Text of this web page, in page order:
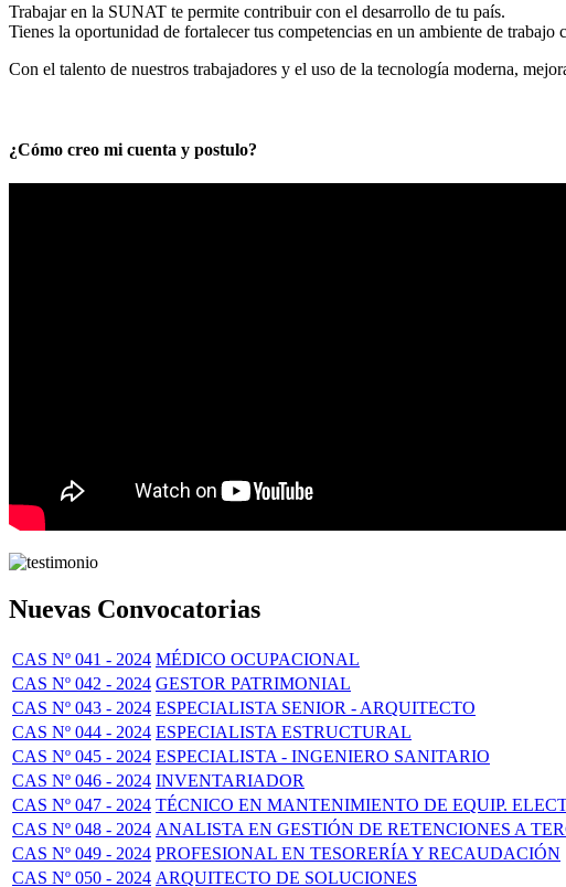
Trabajar en la SUNAT te permite contribuir con el desarrollo de tu país.
Tienes la oportunidad de fortalecer tus competencias en un ambiente de trabajo
Con el talento de nuestros trabajadores y el uso de la tecnología moderna,
¿Cómo creo mi cuenta y postulo?
Nuevas Convocatorias
CAS Nº 041 - 2024 MÉDICO OCUPACIONAL
CAS Nº 042 - 2024 GESTOR PATRIMONIAL
CAS Nº 043 - 2024 ESPECIALISTA SENIOR - ARQUITECTO
CAS Nº 044 - 2024 ESPECIALISTA ESTRUCTURAL
CAS Nº 045 - 2024 ESPECIALISTA - INGENIERO SANITARIO
CAS Nº 046 - 2024 INVENTARIADOR
CAS Nº 047 - 2024 TÉCNICO EN MANTENIMIENTO DE EQUIP.
CAS Nº 048 - 2024 ANALISTA EN GESTIÓN DE RETENCIONES A
CAS Nº 049 - 2024 PROFESIONAL EN TESORERÍA Y RECAUDACIÓN
CAS Nº 050 - 2024 ARQUITECTO DE SOLUCIONES